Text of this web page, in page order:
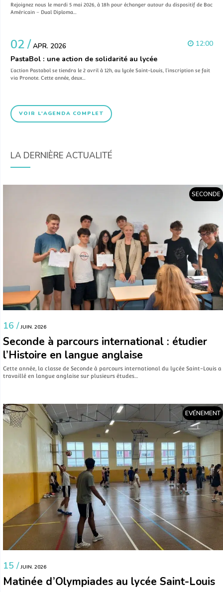
Rejoignez nous le mardi 5 mai 2026, à 18h pour échanger autour du dispositif de Bac
Américain – Dual Diploma…
02 / APR. 2026
12:00
PastaBol : une action de solidarité au lycée
L’action Pastabol se tiendra le 2 avril à 12h, au lycée Saint-Louis, l’inscription se fait
via Pronote. Cette année, deux…
VOIR L'AGENDA COMPLET
LA DERNIÈRE ACTUALITÉ
SECONDE
16 / JUIN. 2026
Seconde à parcours international : étudier
l’Histoire en langue anglaise
Cette année, la classe de Seconde à parcours international du lycée Saint-Louis a
travaillé en langue anglaise sur plusieurs études…
EVÉNEMENT
15 / JUIN. 2026
Matinée d’Olympiades au lycée Saint-Louis